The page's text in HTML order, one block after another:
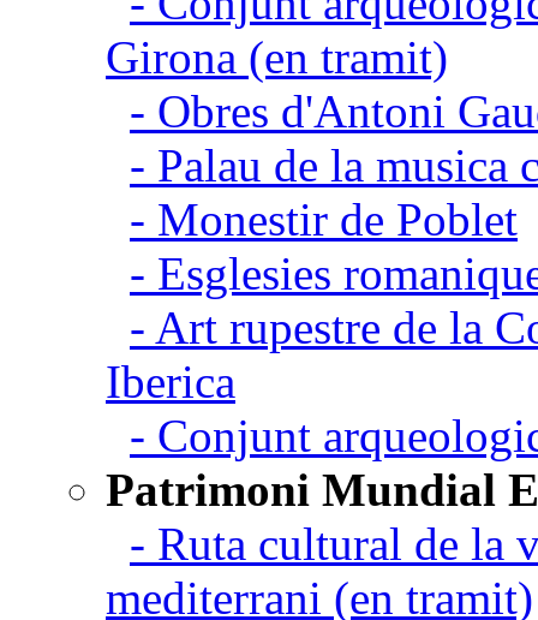
Girona (en tramit)
- Obres d'Antoni
- Palau de la musica
- Monestir de Poblet
- Esglesies
- Art rupestre de la
Iberica
- Conjunt
Patrimoni Mundial
- Ruta cultural de la
mediterrani (en tramit)